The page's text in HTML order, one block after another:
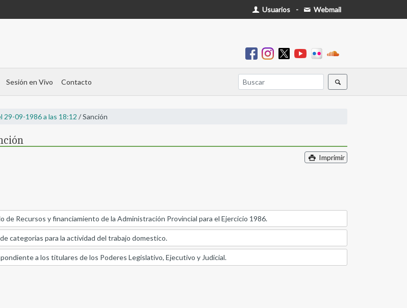
Usuarios - Webmail
Sesión en Vivo Contacto
29-09-1986 a las 18:12 / Sanción
Imprimir
de Recursos y financiamiento de la Administración Provincial para el Ejercicio 1986.
categorias para la actividad del trabajo domestico.
a los titulares de los Poderes Legislativo, Ejecutivo y Judicial.